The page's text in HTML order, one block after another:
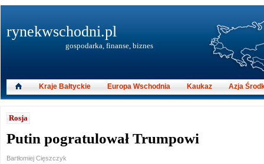
Rosja
Putin pogratulował Trumpowi
Bartłomiej Cięszczyk
rynekwschodni.pl
gospodarka, finanse, biznes
Kraje Bałtyckie Europa Wschodnia Kaukaz Azja